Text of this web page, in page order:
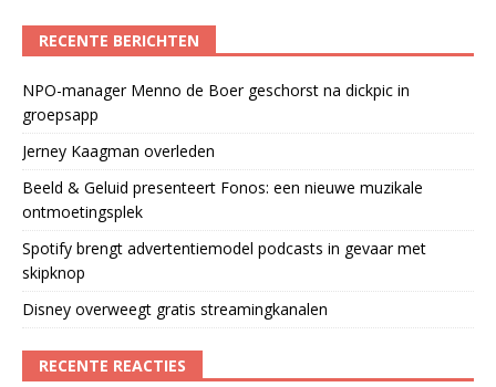
RECENTE BERICHTEN
NPO-manager Menno de Boer geschorst na dickpic in
groepsapp
Jerney Kaagman overleden
Beeld & Geluid presenteert Fonos: een nieuwe muzikale
ontmoetingsplek
Spotify brengt advertentiemodel podcasts in gevaar met
skipknop
Disney overweegt gratis streamingkanalen
RECENTE REACTIES